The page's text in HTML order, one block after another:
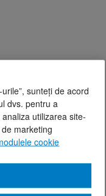
sunteți de acord
dvs. pentru a
utilizarea site-
marketing
cookie